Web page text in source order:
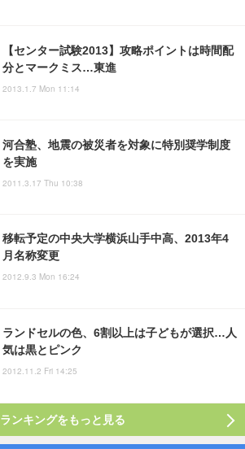
【センター試験2013】攻略ポイントは時間配
分とマークミス…東進
2013.1.7 Mon 11:14
河合塾、地震の被災者を対象に特別奨学制度
を実施
2011.3.17 Thu 10:38
移転予定の中央大学横浜山手中高、2013年4
月名称変更
2012.9.3 Mon 16:24
ランドセルの色、6割以上は子どもが選択…人
気は黒とピンク
2012.11.2 Fri 14:25
ランキングをもっと見る